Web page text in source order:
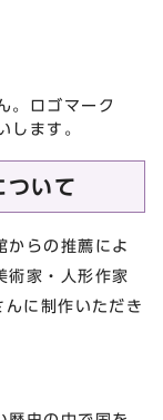
。ロゴマーク
します。
いて
からの推薦によ
術家・人形作家
に制作いただき